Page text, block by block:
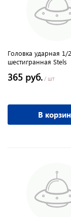
Головка ударная 1/
шестигранная Stels
365 руб. / шт
В